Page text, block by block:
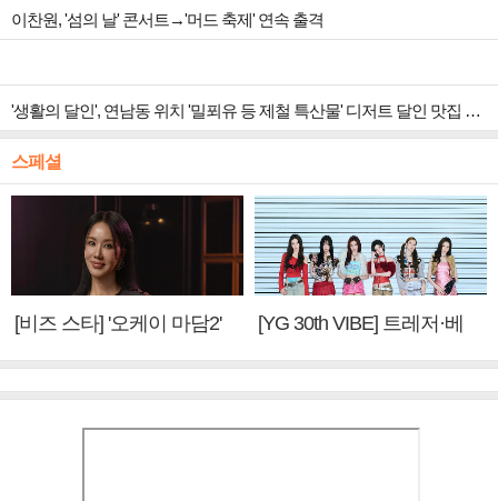
이찬원, '섬의 날' 콘서트→'머드 축제' 연속 출격
'생활의 달인', 연남동 위치 '밀푀유 등 제철 특산물' 디저트 달인 맛집 조명
스페셜
[비즈 스타] '오케이 마담2'
[YG 30th VIBE] 트레저·베